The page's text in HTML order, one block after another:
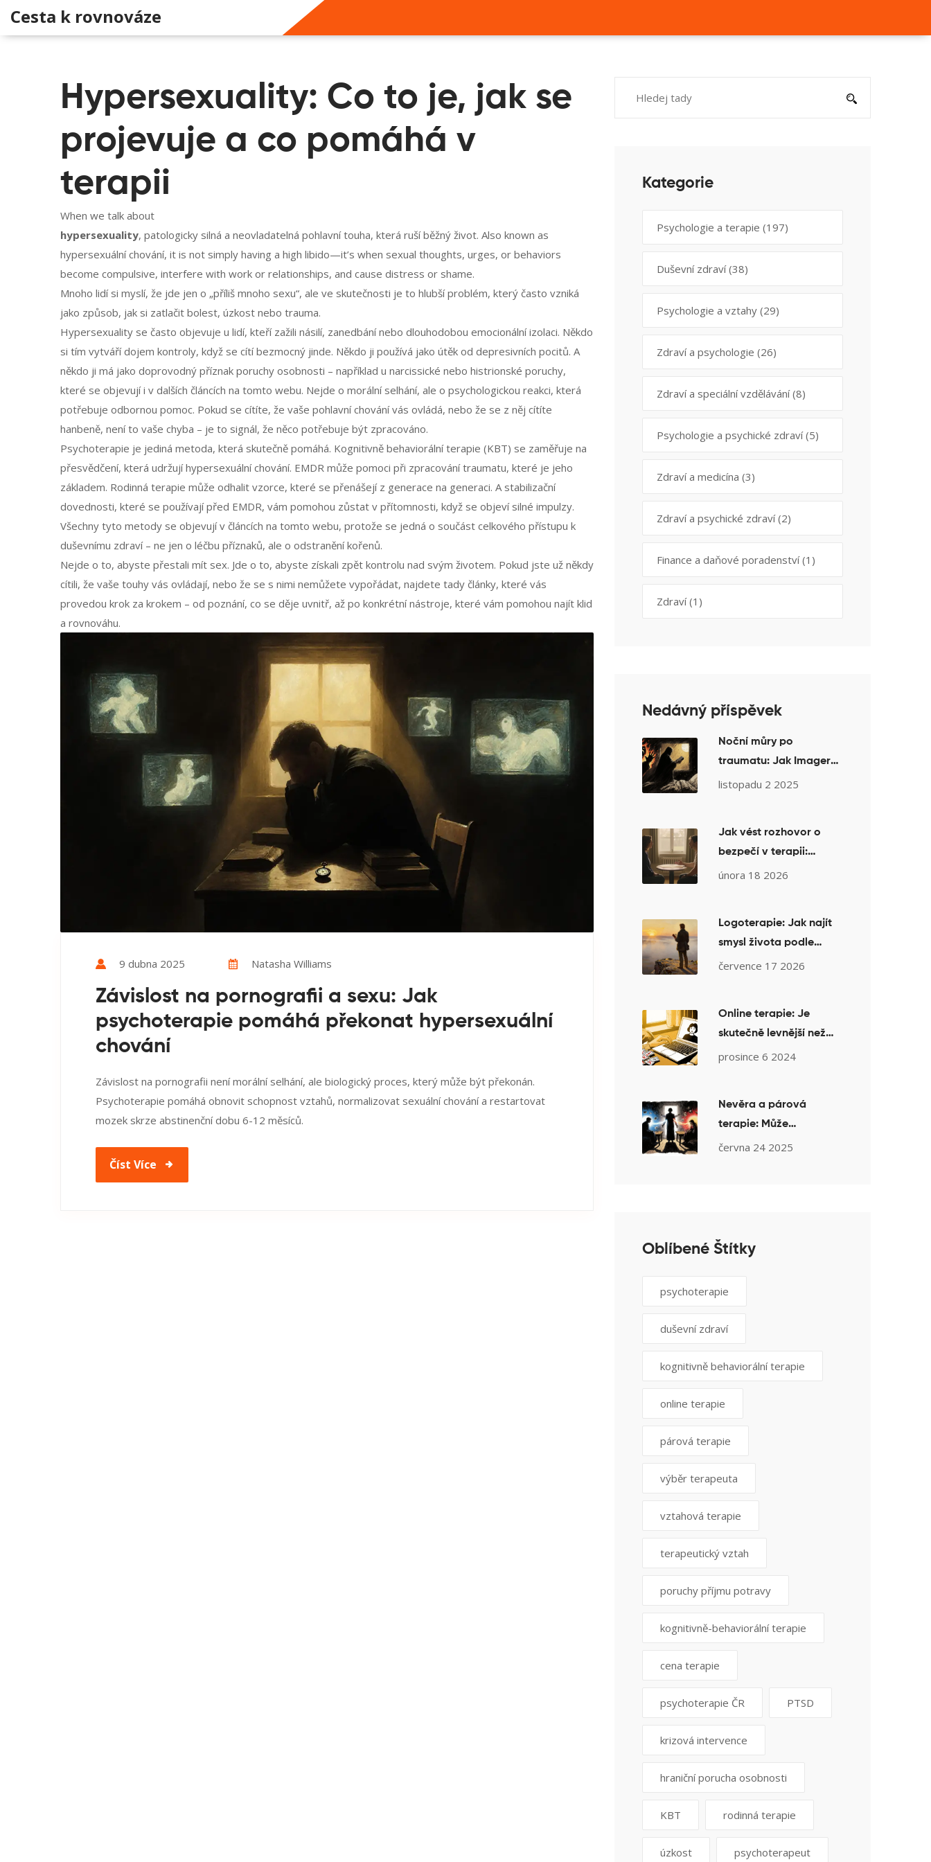
Cesta k rovnováze
Hypersexuality: Co to je, jak se
projevuje a co pomáhá v
terapii
When we talk about
hypersexuality, patologicky silná a neovladatelná pohlavní touha, která ruší běžný život. Also known as
hypersexuální chování, it is not simply having a high libido—it’s when sexual thoughts, urges, or behaviors
become compulsive, interfere with work or relationships, and cause distress or shame.
Mnoho lidí si myslí, že jde jen o „příliš mnoho sexu“, ale ve skutečnosti je to hlubší problém, který často vzniká
jako způsob, jak si zatlačit bolest, úzkost nebo trauma.
Hypersexuality se často objevuje u lidí, kteří zažili násilí, zanedbání nebo dlouhodobou emocionální izolaci. Někdo
si tím vytváří dojem kontroly, když se cítí bezmocný jinde. Někdo ji používá jako útěk od depresivních pocitů. A
někdo ji má jako doprovodný příznak poruchy osobnosti – například u narcissické nebo histrionské poruchy,
které se objevují i v dalších článcích na tomto webu. Nejde o morální selhání, ale o psychologickou reakci, která
potřebuje odbornou pomoc. Pokud se cítíte, že vaše pohlavní chování vás ovládá, nebo že se z něj cítíte
hanbeně, není to vaše chyba – je to signál, že něco potřebuje být zpracováno.
Psychoterapie je jediná metoda, která skutečně pomáhá. Kognitivně behaviorální terapie (KBT) se zaměřuje na
přesvědčení, která udržují hypersexuální chování. EMDR může pomoci při zpracování traumatu, které je jeho
základem. Rodinná terapie může odhalit vzorce, které se přenášejí z generace na generaci. A stabilizační
dovednosti, které se používají před EMDR, vám pomohou zůstat v přítomnosti, když se objeví silné impulzy.
Všechny tyto metody se objevují v článcích na tomto webu, protože se jedná o součást celkového přístupu k
duševnímu zdraví – ne jen o léčbu příznaků, ale o odstranění kořenů.
Nejde o to, abyste přestali mít sex. Jde o to, abyste získali zpět kontrolu nad svým životem. Pokud jste už někdy
cítili, že vaše touhy vás ovládají, nebo že se s nimi nemůžete vypořádat, najdete tady články, které vás
provedou krok za krokem – od poznání, co se děje uvnitř, až po konkrétní nástroje, které vám pomohou najít klid
a rovnováhu.
9 dubna 2025 Natasha Williams
Závislost na pornografii a sexu: Jak
psychoterapie pomáhá překonat hypersexuální
chování
Závislost na pornografii není morální selhání, ale biologický proces, který může být překonán.
Psychoterapie pomáhá obnovit schopnost vztahů, normalizovat sexuální chování a restartovat
mozek skrze abstinenční dobu 6-12 měsíců.
Číst Více
Kategorie
Psychologie a terapie (197)
Duševní zdraví(38)
Psychologie a vztahy (29)
Zdraví a psychologie (26)
Zdraví a speciální vzdělávání(8)
Psychologie a psychické zdraví(5)
Zdraví a medicína (3)
Zdraví a psychické zdraví(2)
Finance a daňové poradenství(1)
Zdraví(1)
Nedávný příspěvek
Noční můry po
traumatu: Jak Imagery
Rehearsal Therapy
listopadu 2 2025
Jak vést rozhovor o
bezpečí v terapii:
Dohody a závazky pro
února 18 2026
Logoterapie: Jak najít
smysl života podle
Viktora Frankla
července 17 2026
Online terapie: Je
skutečně levnější než
osobní sezení? Přehled
prosince 6 2024
Nevěra a párová
terapie: Může
psychoterapie
června 24 2025
Oblíbené Štítky
psychoterapie
duševní zdraví
kognitivně behaviorální terapie
online terapie
párová terapie
výběr terapeuta
vztahová terapie
terapeutický vztah
poruchy příjmu potravy
kognitivně-behaviorální terapie
cena terapie
psychoterapie ČR PTSD
krizová intervence
hraniční porucha osobnosti
KBT rodinná terapie
úzkost psychoterapeut